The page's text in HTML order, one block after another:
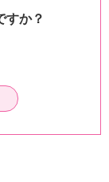
すか？